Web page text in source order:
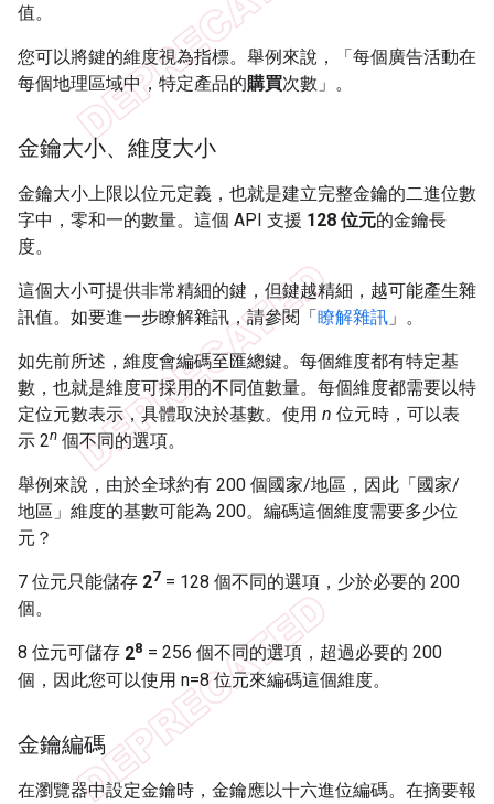
值。
您可以將鍵的維度視為指標。舉例來說，「每個廣告活動在
每個地理區域中，特定產品的購買次數」。
金鑰大小、維度大小
金鑰大小上限以位元定義，也就是建立完整金鑰的二進位數
字中，零和一的數量。這個 API 支援 128 位元的金鑰長
度。
這個大小可提供非常精細的鍵，但鍵越精細，越可能產生雜
訊值。如要進一步瞭解雜訊，請參閱「瞭解雜訊 」。
如先前所述，維度會編碼至匯總鍵。每個維度都有特定基
數，也就是維度可採用的不同值數量。每個維度都需要以特
定位元數表示，具體取決於基數。使用 n 位元時，可以表
示 2n 個不同的選項。
舉例來說，由於全球約有 200 個國家/地區，因此「國家/
地區」維度的基數可能為 200。編碼這個維度需要多少位
元？
7 位元只能儲存 27 = 128 個不同的選項，少於必要的 200
個。
8 位元可儲存 28 = 256 個不同的選項，超過必要的 200
個，因此您可以使用 n=8 位元來編碼這個維度。
金鑰編碼
在瀏覽器中設定金鑰時，金鑰應以十六進位編碼。在摘要報